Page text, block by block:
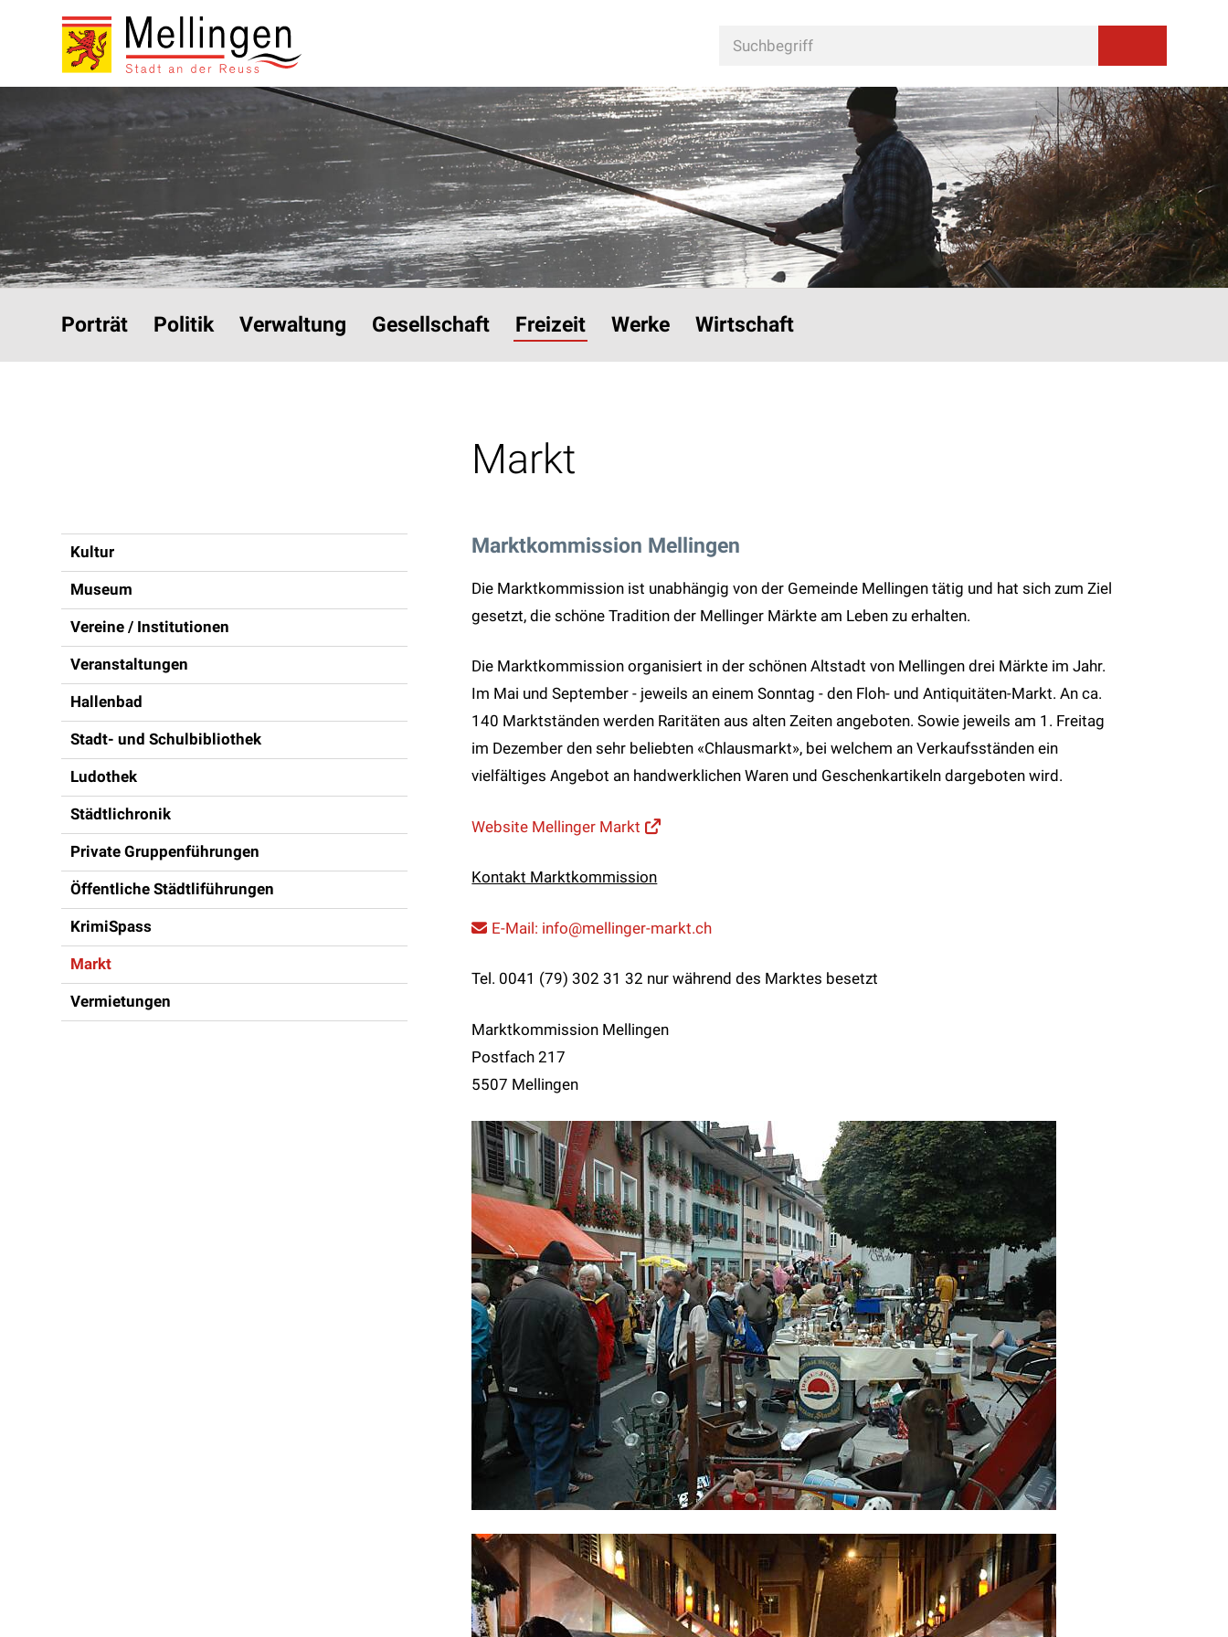
Navigieren in Mellingen
Schnellnavigation
Suchbegriff
Porträt
Politik Verwaltung Gesellschaft Freizeit Werke Wirtschaft
Inhaltsnavigation
Kultur
Museum
Vereine / Institutionen
Veranstaltungen
Hallenbad
Stadt- und Schulbibliothek
Ludothek
Städtlichronik
Private Gruppenführungen
Öffentliche Städtliführungen
KrimiSpass
Markt
Vermietungen
Markt
Marktkommission Mellingen
Die Marktkommission ist unabhängig von der Gemeinde Mellingen tätig und hat sich zum Ziel
gesetzt, die schöne Tradition der Mellinger Märkte am Leben zu erhalten.
Die Marktkommission organisiert in der schönen Altstadt von Mellingen drei Märkte im Jahr.
Im Mai und September - jeweils an einem Sonntag - den Floh- und Antiquitäten-Markt. An ca.
140 Marktständen werden Raritäten aus alten Zeiten angeboten. Sowie jeweils am 1. Freitag
im Dezember den sehr beliebten «Chlausmarkt», bei welchem an Verkaufsständen ein
vielfältiges Angebot an handwerklichen Waren und Geschenkartikeln dargeboten wird.
Website Mellinger Markt
Kontakt Marktkommission
E-Mail: info@mellinger-markt.ch
Tel. 0041 (79) 302 31 32 nur während des Marktes besetzt
Marktkommission Mellingen
Postfach 217
5507 Mellingen